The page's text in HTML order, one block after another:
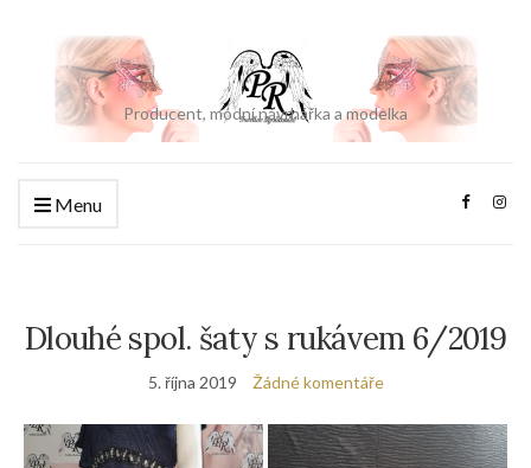
Producent, módní návrhářka a modelka
Menu
Dlouhé spol. šaty s rukávem 6/2019
5. října 2019 Žádné komentáře